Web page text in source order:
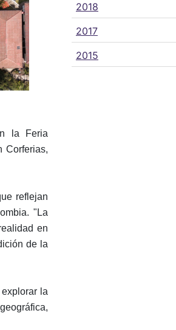
la Feria
Corferias,
reflejan
"La
en
de la
la
2018
2017
2015